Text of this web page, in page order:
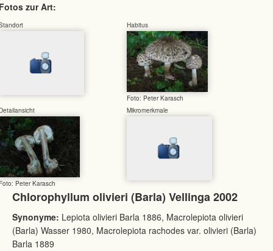
zur Art:
Habitus
Foto: Peter Karasch
Peter Karasch
Mikromerkmale
Chlorophyllum olivieri (Barla) Vellinga 2002
Synonyme: Lepiota olivieri Barla 1886, Macrolepiota olivieri
(Barla) Wasser 1980, Macrolepiota rachodes var. olivieri (Barla)
Barla 1889